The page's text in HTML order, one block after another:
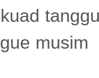
musim